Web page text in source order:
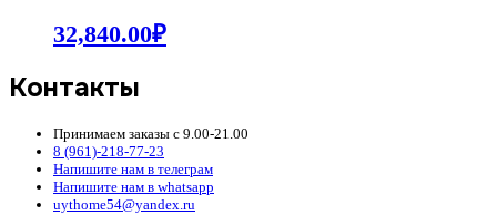
32,840.00₽
Контакты
Принимаем заказы с 9.00-21.00
8 (961)-218-77-23
Напишите нам в телеграм
Напишите нам в whatsapp
uythome54@yandex.ru